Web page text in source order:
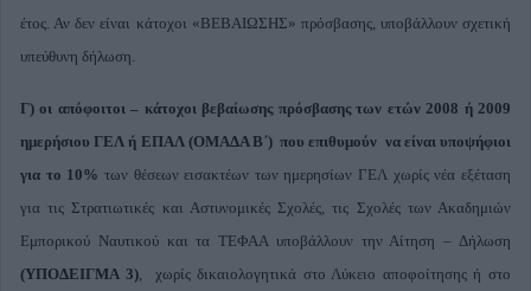
έτος. Αν δεν είναι κάτοχοι «ΒΕΒΑΙΩΣΗΣ» πρόσβασης, υποβάλλουν σχετική
υπεύθυνη δήλωση.
Γ) οι απόφοιτοι – κάτοχοι βεβαίωσης πρόσβασης των ετών 2008 ή 2009
ημερήσιου ΓΕΛ ή ΕΠΑΛ (ΟΜΑΔΑ Β΄) που επιθυμούν να είναι υποψήφιοι
για το 10% των θέσεων εισακτέων των ημερησίων ΓΕΛ χωρίς νέα εξέταση
για τις Στρατιωτικές και Αστυνομικές Σχολές, τις Σχολές των Ακαδημιών
Εμπορικού Ναυτικού και τα ΤΕΦΑΑ υποβάλλουν την Αίτηση – Δήλωση
(ΥΠΟΔΕΙΓΜΑ 3), χωρίς δικαιολογητικά στο Λύκειο αποφοίτησης ή στο